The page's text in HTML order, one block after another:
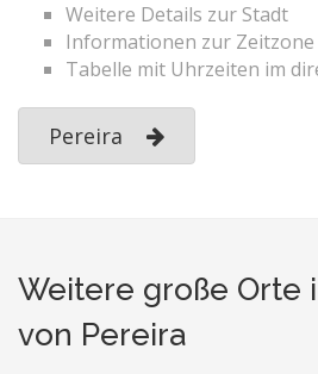
Weitere Details zur Stadt
Informationen zur Zeitzone
Tabelle mit Uhrzeiten im
Pereira
Weitere große Orte
von Pereira